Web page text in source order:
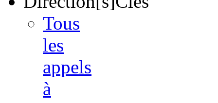
Tous
les
appels
à